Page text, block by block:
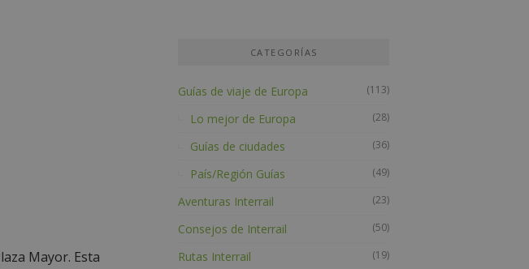
Mayor. Esta
CATEGORÍAS
Guías de viaje de Europa (113)
Lo mejor de Europa (28)
Guías de ciudades (36)
País/Región Guías (49)
Aventuras Interrail (23)
Consejos de Interrail (50)
Rutas Interrail (19)